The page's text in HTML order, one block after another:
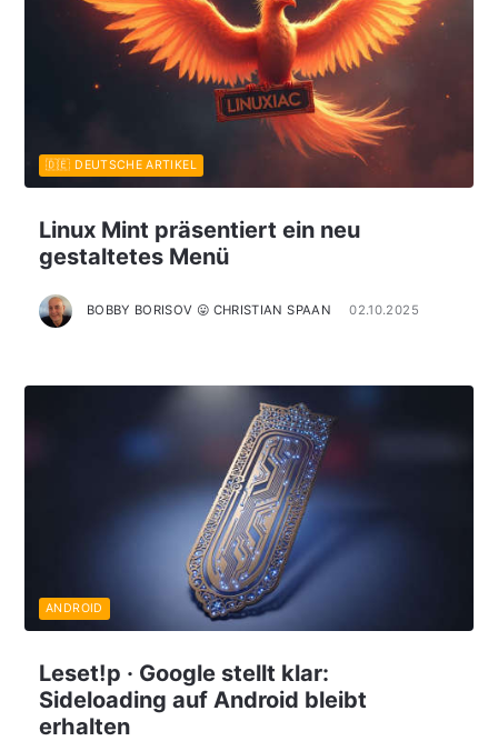
Linux Mint präsentiert ein neu
gestaltetes Menü
BOBBY BORISOV 😛 CHRISTIAN SPAAN 02.10.2025
🇩🇪 DEUTSCHE ARTIKEL
Leset!p · Google stellt klar:
Sideloading auf Android bleibt
erhalten
ANDROID